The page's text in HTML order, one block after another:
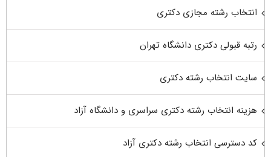
انتخاب رشته مجازی دکتری
رتبه قبولی دکتری دانشگاه تهران
سایت انتخاب رشته دکتری
هزینه انتخاب رشته دکتری سراسری و دانشگاه آزاد
کد دسترسی انتخاب رشته دکتری آزاد